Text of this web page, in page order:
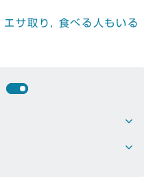
エサ取り 食べる人もいる